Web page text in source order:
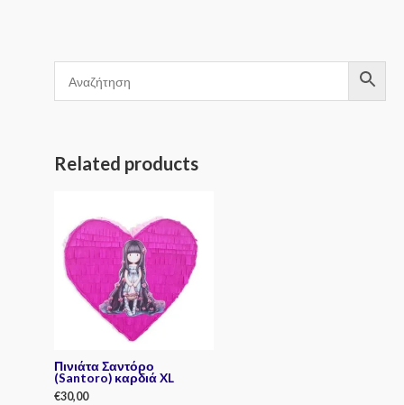
Related products
Πινιάτα Σαντόρο
(Santoro) καρδιά XL
€30,00